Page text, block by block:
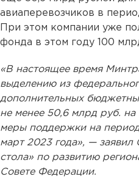
авиаперевозчиков в
При этом компании уже
фонда в этом году 100
«В настоящее время
выделению из
дополнительных
не менее 50,6 млрд руб. на
меры поддержки на
март 2023 года», — заявил
стола» по развитию
Совете Федерации.